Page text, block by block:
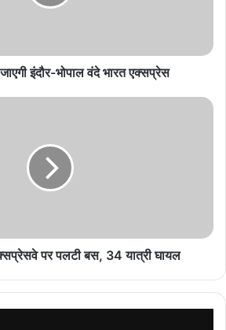
दिल्ली फ्लाइट हादसे के बाद एक पायलट का डोप टेस्ट
में नौकरी का सपना पड़ा भारी, वहां पहुंचते ही भारतीय
को बेच दिया गया
August 9, 2026
निकासी और क्लेम में होगा बदलाव
August 9, 2026
इंदौर-भोपाल वंदे भारत एक्सप्रेस
पर पलटी बस, 34 यात्री घायल